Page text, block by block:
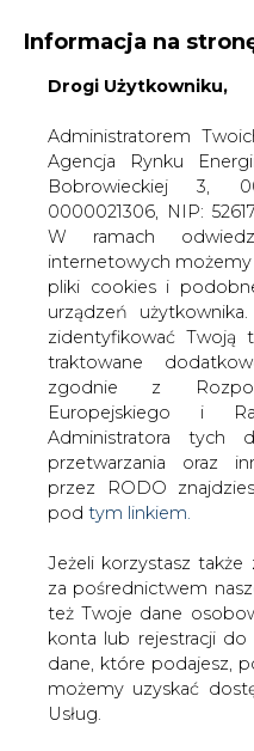
KONTAKT:
WYDAWCA PORTALU:
WYSOKI KONTRAST
WŁĄCZ
Informacja na
Drogi Użytkowniku,
Administratorem
Agencja Rynku
Bobrowieckiej 3,
0000021306, NIP:
W ramach
internetowych możemy
pliki cookies i
urządzeń
zidentyfikować Twoją
traktowane
zgodnie z
Europejskiego i
Administratora tych
przetwarzania oraz
przez RODO
pod tym linkiem.
Jeżeli korzystasz
za pośrednictwem
też Twoje dane
konta lub rejestracji do
dane, które podajesz,
możemy uzyskać
Usług.
Strona główna
SERWIS
/ Zarobić na prądzie
2002-03-27 00:00